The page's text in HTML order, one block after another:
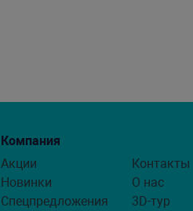
Компания
Акции
Новинки
Спецпредложения
Контакты
О нас
3D-тур